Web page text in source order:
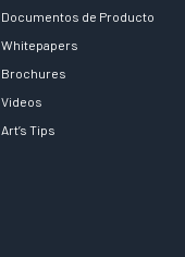
Documentos de Producto
Whitepapers
Brochures
Videos
Art’s Tips